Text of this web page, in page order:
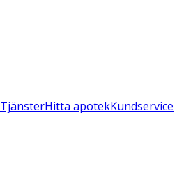
TjänsterHitta apotekKundservice